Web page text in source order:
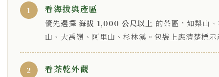
1 看海拔與產區
優先選擇 海拔 1,000 公尺以上 的茶區，如梨山
山、大禹嶺、阿里山、杉林溪。包裝上應清楚標
2 看茶乾外觀